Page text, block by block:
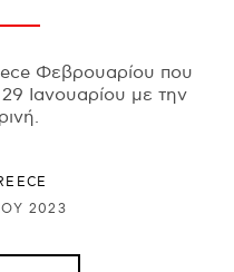
Φεβρουαρίου που
Ιανουαρίου με την
2023